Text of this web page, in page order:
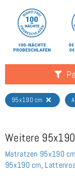
95x190 cm
Weitere
Matratzen 95x190 cm
95x190 cm,